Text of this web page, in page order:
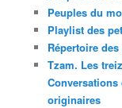
Peuples du
Playlist des
Répertoire
Tzam. Les
originaires